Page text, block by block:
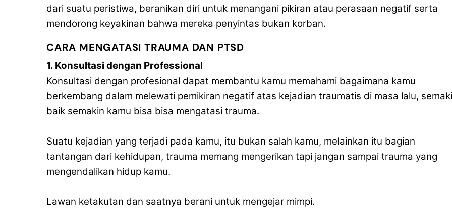
dari suatu peristiwa, beranikan diri untuk menangani pikiran atau perasaan negatif serta
mendorong keyakinan bahwa mereka penyintas bukan korban.
CARA MENGATASI TRAUMA DAN PTSD
1. Konsultasi dengan Professional
Konsultasi dengan profesional dapat membantu kamu memahami bagaimana kamu
berkembang dalam melewati pemikiran negatif atas kejadian traumatis di masa lalu,
baik semakin kamu bisa bisa mengatasi trauma.
Suatu kejadian yang terjadi pada kamu, itu bukan salah kamu, melainkan itu bagian
tantangan dari kehidupan, trauma memang mengerikan tapi jangan sampai trauma yang
mengendalikan hidup kamu.
Lawan ketakutan dan saatnya berani untuk mengejar mimpi.